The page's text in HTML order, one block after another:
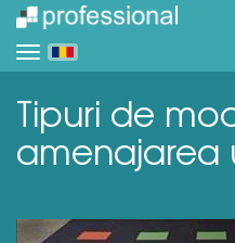
Tipuri de
amenajarea